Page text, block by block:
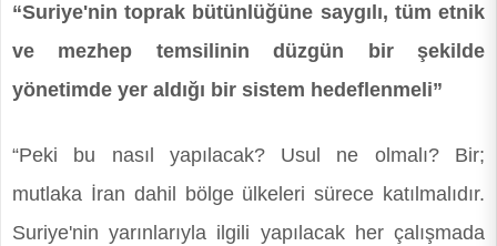
“Suriye'nin toprak bütünlüğüne saygılı, tüm etnik
ve mezhep temsilinin düzgün bir şekilde
yönetimde yer aldığı bir sistem hedeflenmeli”
“Peki bu nasıl yapılacak? Usul ne olmalı? Bir;
mutlaka İran dahil bölge ülkeleri sürece katılmalıdır.
Suriye'nin yarınlarıyla ilgili yapılacak her çalışmada